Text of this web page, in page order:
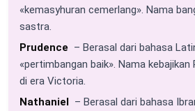
«kemasyhuran cemerlang». Nama
sastra.
Prudence – Berasal dari bahasa
«pertimbangan baik». Nama
di era Victoria.
Nathaniel – Berasal dari bahasa